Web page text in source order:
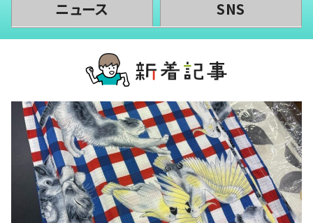
ニュース SNS